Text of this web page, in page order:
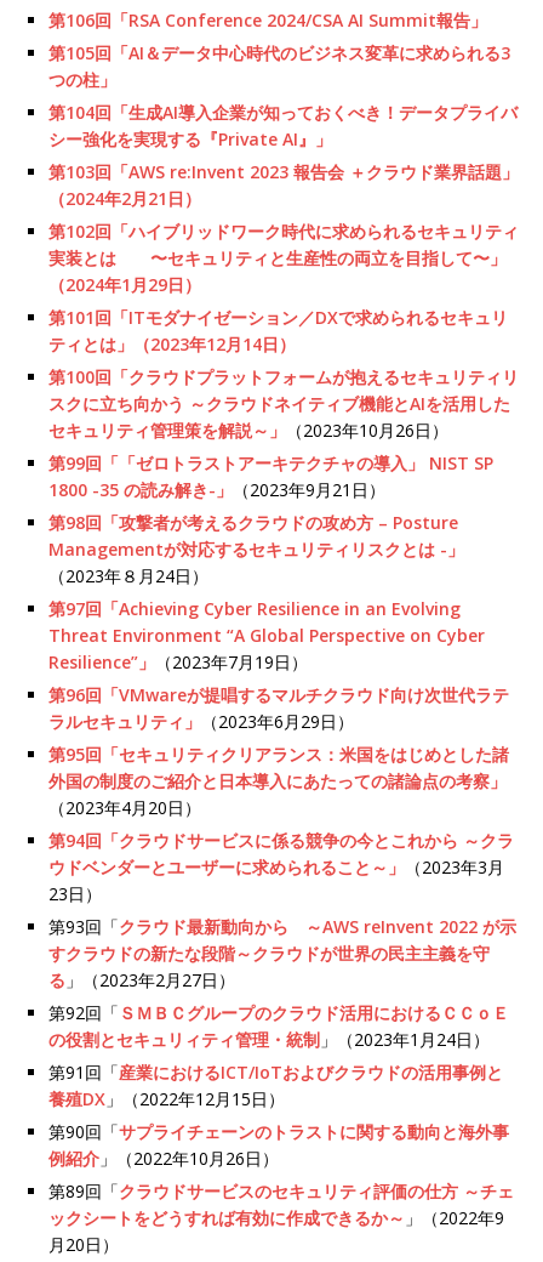
第106回「RSA Conference 2024/CSA AI Summit報告」
第105回「AI＆データ中心時代のビジネス変革に求められる3
つの柱」
第104回「生成AI導入企業が知っておくべき！データプライバ
シー強化を実現する『Private AI』」
第103回「AWS re:Invent 2023 報告会 ＋クラウド業界話題」
（2024年2月21日）
第102回「ハイブリッドワーク時代に求められるセキュリティ
実装とは 〜セキュリティと生産性の両立を目指して〜」
（2024年1月29日）
第101回「ITモダナイゼーション／DXで求められるセキュリ
ティとは」（2023年12月14日）
第100回「クラウドプラットフォームが抱えるセキュリティリ
スクに立ち向かう ～クラウドネイティブ機能とAIを活用した
セキュリティ管理策を解説～」
（2023年10月26日）
第99回「「ゼロトラストアーキテクチャの導入」 NIST SP
1800 -35 の読み解き-」
（2023年9月21日）
第98回「攻撃者が考えるクラウドの攻め方 – Posture
Managementが対応するセキュリティリスクとは -」
（2023年８月24日）
第97回「Achieving Cyber Resilience in an Evolving
Threat Environment “A Global Perspective on Cyber
Resilience”」
（2023年7月19日）
第96回「VMwareが提唱するマルチクラウド向け次世代ラテ
ラルセキュリティ」
（2023年6月29日）
第95回「セキュリティクリアランス：米国をはじめとした諸
外国の制度のご紹介と日本導入にあたっての諸論点の考察」
（2023年4月20日）
第94回「クラウドサービスに係る競争の今とこれから ～クラ
ウドベンダーとユーザーに求められること～」
（2023年3月
23日）
第93回「クラウド最新動向から ～AWS reInvent 2022 が示
すクラウドの新たな段階～クラウドが世界の民主主義を守
る 」（2023年2月27日）
第92回「 ＳＭＢＣグループのクラウド活用におけるＣＣｏＥ
の役割とセキュリィティ管理・統制 」（2023年1月24日）
第91回「産業におけるICT/IoTおよびクラウドの活用事例と
養殖DX 」（2022年12月15日）
第90回「サプライチェーンのトラストに関する動向と海外事
例紹介 」（2022年10月26日）
第89回「クラウドサービスのセキュリティ評価の仕方 ～チェ
ックシートをどうすれば有効に作成できるか～ 」（2022年9
月20日）